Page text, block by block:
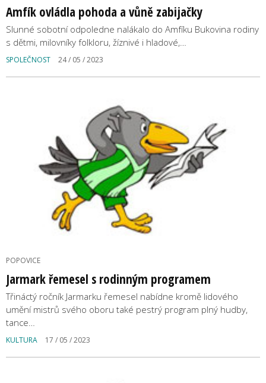
Amfík ovládla pohoda a vůně zabijačky
Slunné sobotní odpoledne nalákalo do Amfíku Bukovina rodiny
s dětmi, milovníky folkloru, žíznivé i hladové,…
SPOLEČNOST 24 / 05 / 2023
POPOVICE
Jarmark řemesel s rodinným programem
Třináctý ročník Jarmarku řemesel nabídne kromě lidového
umění mistrů svého oboru také pestrý program plný hudby,
tance…
KULTURA 17 / 05 / 2023